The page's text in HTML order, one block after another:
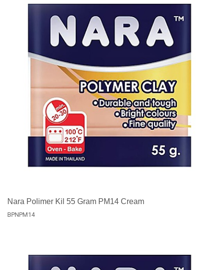
Nara Polimer Kil 55 Gram PM14 Cream
BPNPM14